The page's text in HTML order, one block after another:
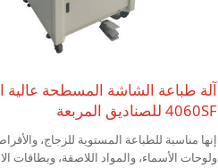
4060SF للصناديق المربعة
إنها مناسبة للطباعة المستوية للزجاج،
ولوحات الأسماء، والمواد اللاصقة، وبطاقات